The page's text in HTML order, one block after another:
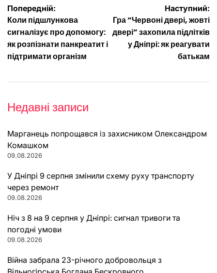
Навігація
записів
Попередній:
Коли підшлункова
сигналізує про допомогу:
як розпізнати панкреатит і
підтримати організм
Наступний:
Гра “Червоні двері, жовті
двері” захопила підлітків
у Дніпрі: як реагувати
батькам
Недавні записи
Марганець попрощався із захисником Олександром
Комашком
09.08.2026
У Дніпрі 9 серпня змінили схему руху транспорту
через ремонт
09.08.2026
Ніч з 8 на 9 серпня у Дніпрі: сигнал тривоги та
погодні умови
09.08.2026
Війна забрала 23-річного добровольця з